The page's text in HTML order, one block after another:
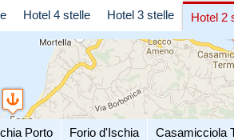
Hotel 4 stelle Hotel 3 stelle Hotel 2
Porto Forio d'Ischia Casamicciola